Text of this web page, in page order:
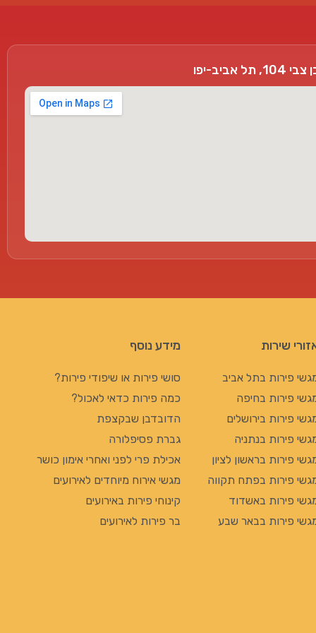
אביב-יפו
שירות
פירות בתל אביב
פירות בחיפה
פירות בירושלים
פירות בנתניה
פירות בראשון לציון
פירות בפתח תקווה
פירות באשדוד
פירות בבאר שבע
מידע נוסף
סושי פירות או שיפודי פירות?
כמה פירות כדאי לאכול?
הדובדבן שבקצפת
גברת פסיפלורה
אכילת פרי לפני ואחרי אימון כושר
מגשי אירוח מיוחדים לאירועים
קינוחי פירות באירועים
בר פירות לאירועים